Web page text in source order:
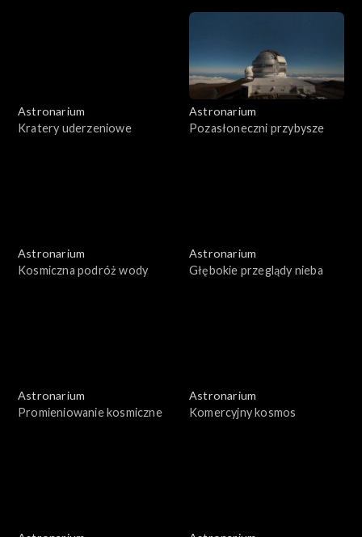
Astronarium
Kratery uderzeniowe
Astronarium
Pozasłoneczni przybysze
Astronarium
Kosmiczna podróż wody
Astronarium
Głębokie przeglądy nieba
Astronarium
Promieniowanie kosmiczne
Astronarium
Komercyjny kosmos